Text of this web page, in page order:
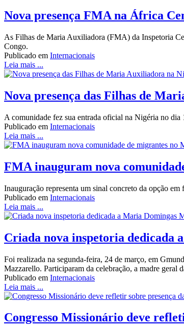
Nova presença FMA na África
As Filhas de Maria Auxiliadora (FMA) da Inspetoria
Congo.
Publicado em Internacionais
Leia mais ...
Nova presença das Filhas de
A comunidade fez sua entrada oficial na Nigéria no
Publicado em Internacionais
Leia mais ...
FMA inauguram nova
Inauguração representa um sinal concreto da opção em
Publicado em Internacionais
Leia mais ...
Criada nova inspetoria dedicada
Foi realizada na segunda-feira, 24 de março, em
Mazzarello. Participaram da celebração, a madre
Publicado em Internacionais
Leia mais ...
Congresso Missionário deve